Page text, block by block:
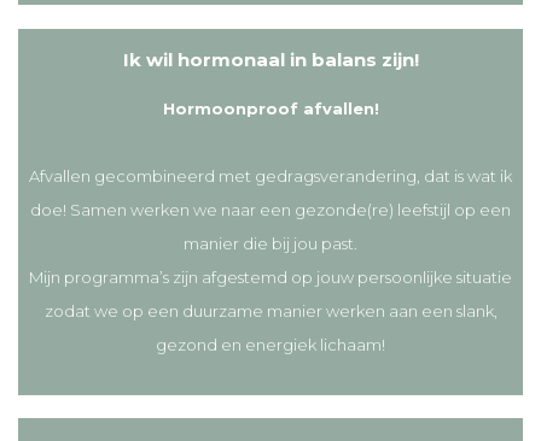
Ik wil hormonaal in balans zijn!
Hormoonproof afvallen!
Afvallen gecombineerd met gedragsverandering, dat is wat ik
doe! Samen werken we naar een gezonde(re) leefstijl op een
manier die bij jou past.
Mijn programma’s zijn afgestemd op jouw persoonlijke situatie
zodat we op een duurzame manier werken aan een slank,
gezond en energiek lichaam!